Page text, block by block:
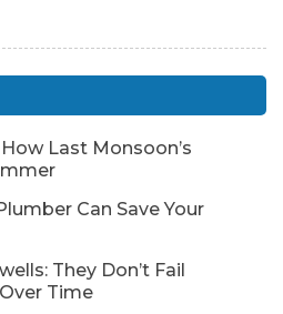
Last Monsoon’s
Can Save Your
They Don’t Fail
Time